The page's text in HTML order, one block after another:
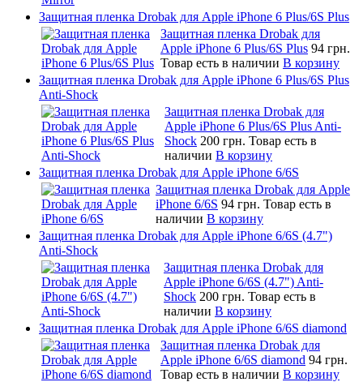
Защитная пленка Drobak для Apple iPhone 6 Plus/6S Plus
Защитная пленка Drobak для
Apple iPhone 6 Plus/6S Plus 94 грн.
Товар есть в наличии В корзину
Защитная пленка Drobak для Apple iPhone 6 Plus/6S Plus
Anti-Shock
Защитная пленка Drobak для
Apple iPhone 6 Plus/6S Plus Anti-
Shock 200 грн. Товар есть в
наличии В корзину
Защитная пленка Drobak для Apple iPhone 6/6S
Защитная пленка Drobak для Apple
iPhone 6/6S 94 грн. Товар есть в
наличии В корзину
Защитная пленка Drobak для Apple iPhone 6/6S (4.7")
Anti-Shock
Защитная пленка Drobak для
Apple iPhone 6/6S (4.7") Anti-
Shock 200 грн. Товар есть в
наличии В корзину
Защитная пленка Drobak для Apple iPhone 6/6S diamond
Защитная пленка Drobak для
Apple iPhone 6/6S diamond 94 грн.
Товар есть в наличии В корзину